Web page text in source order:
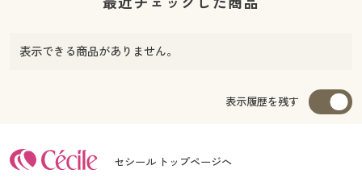
表示できる商品がありません。
表示履歴を残す
セシール トップページへ